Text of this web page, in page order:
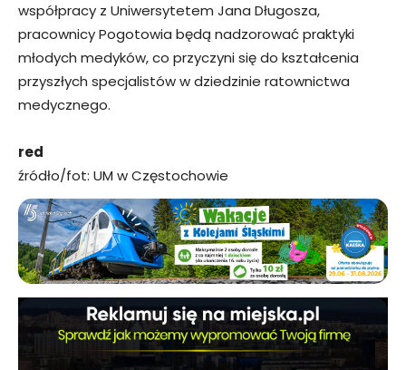
współpracy z Uniwersytetem Jana Długosza,
pracownicy Pogotowia będą nadzorować praktyki
młodych medyków, co przyczyni się do kształcenia
przyszłych specjalistów w dziedzinie ratownictwa
medycznego.
red
źródło/fot: UM w Częstochowie